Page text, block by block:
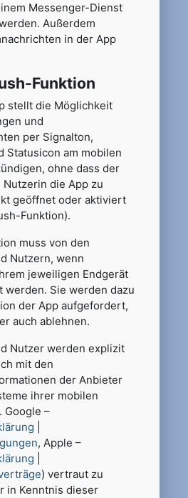
Messenger-Dienst
Außerdem
in der App
Funktion
stellt die Möglichkeit
und
per Signalton,
Statusicon am mobilen
ohne dass der
Nutzerin die App zu
geöffnet oder aktiviert
Funktion).
muss von den
Nutzern, wenn
jeweiligen Endgerät
Sie werden dazu
der App aufgefordert,
auch ablehnen.
Nutzer werden explizit
mit den
der Anbieter
ihrer mobilen
Google –
, Apple –
) vertraut zu
in Kenntnis dieser